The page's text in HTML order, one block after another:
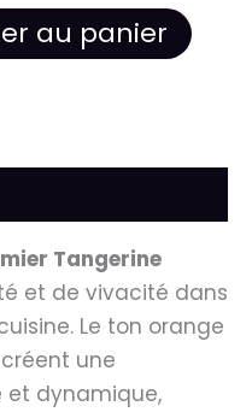
au panier
Tangerine
et de vivacité dans
Le ton orange
une
dynamique,